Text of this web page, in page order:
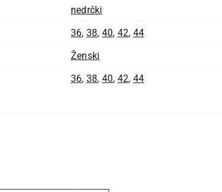
nedrčki
36, 38, 40, 42, 44
Ženski
36, 38, 40, 42, 44